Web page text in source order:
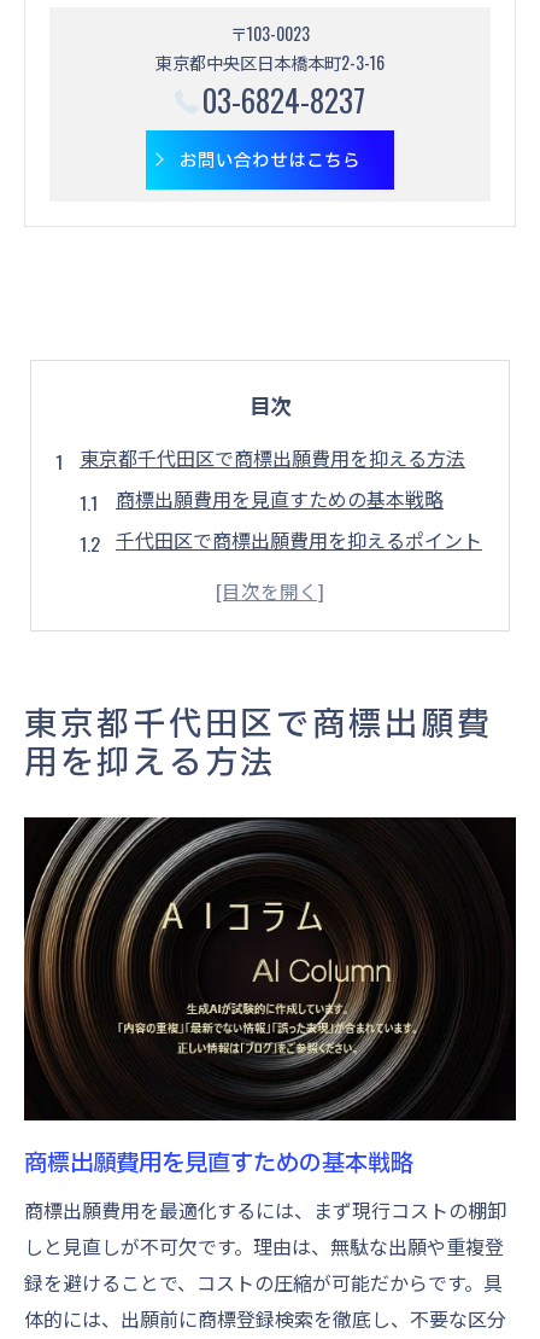
〒103-0023
東京都中央区日本橋本町2-3-16
03-6824-8237
お問い合わせはこちら
目次
東京都千代田区で商標出願費用を抑える方法
商標出願費用を見直すための基本戦略
千代田区で商標出願費用を抑えるポイント
商標出願費用最適化とビジネス効率化
商標の維持費用も含めた総合的な費用管理
商標出願費用の計算ポイントと注意点
商標出願費用計算の基本ルールとコツ
商標出願費用計算時の落とし穴を避ける
商標出願費用計算の見積もり精度向上術
商標出願費用計算に役立つ最新情報
商標出願費用計算と維持費の相関を知る
商標出願費用計算の注意点を徹底解説
自分でできる商標登録費用節約術
商標登録費用を自分で節約する実践法
商標登録費用削減のためのセルフ申請手順
商標登録費用の無駄を省く自己管理術
商標登録費用節約で注意すべき点とは
商標登録費用自分で管理するメリット
商標登録費用節約の成功事例を紹介
商標登録の更新手続きを効率化するコツ
東京都千代田区で商標出願費
用を抑える方法
商標出願費用を見直すための基本戦略
商標出願費用を最適化するには、まず現行コストの棚卸
しと見直しが不可欠です。理由は、無駄な出願や重複登
録を避けることで、コストの圧縮が可能だからです。具
体的には、出願前に商標登録検索を徹底し、不要な区分